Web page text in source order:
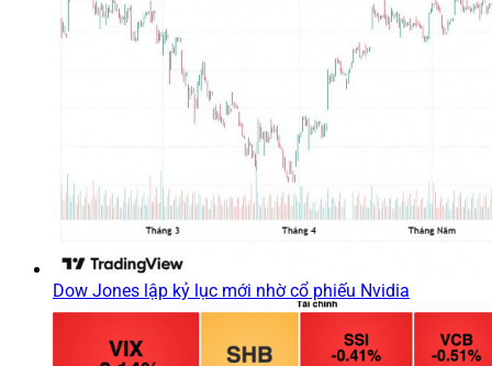
Dow Jones lập kỷ lục mới nhờ cổ phiếu Nvidia